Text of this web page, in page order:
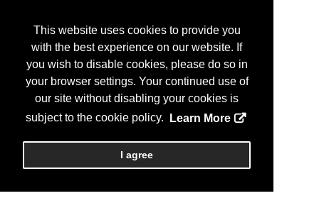
This website uses cookies to provide you
with the best experience on our website. If
you wish to disable cookies, please do so in
your browser settings. Your continued use of
our site without disabling your cookies is
subject to the cookie policy.
Learn More
I agree